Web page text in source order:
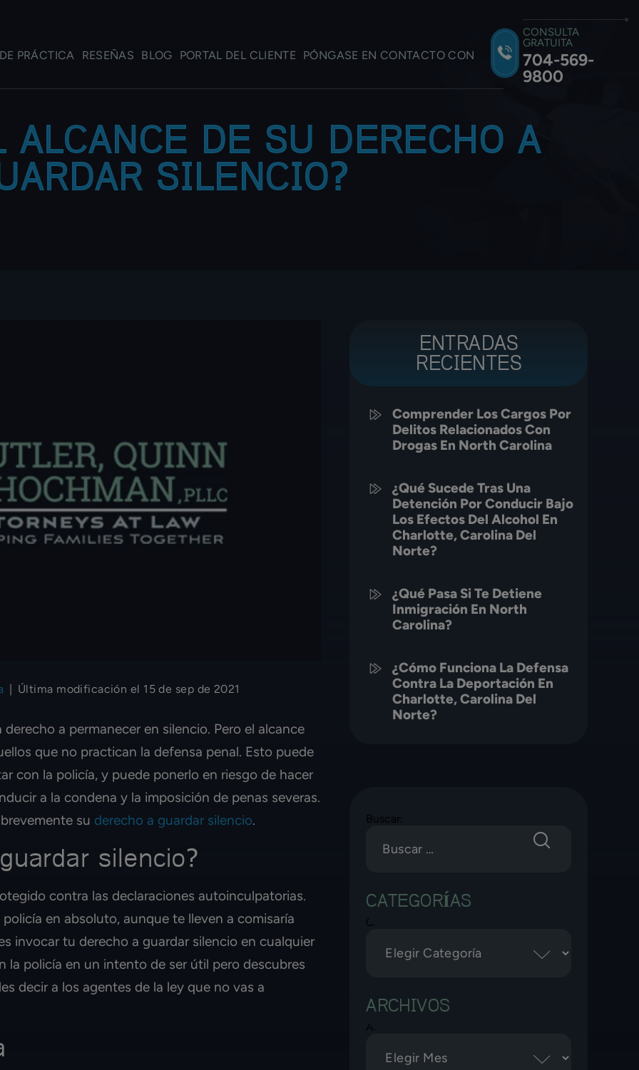
PRÁCTICA RESEÑAS BLOG PORTAL DEL CLIENTE
PÓNGASE EN CONTACTO CON
CONSULTA
GRATUITA
704-569-
9800
ALCANCE DE SU DERECHO A
SILENCIO?
Última modificación el 15 de sep de 2021
a permanecer en silencio. Pero el alcance
que no practican la defensa penal. Esto puede
con la policía, y puede ponerlo en riesgo de hacer
a la condena y la imposición de penas severas.
su derecho a guardar silencio.
silencio?
contra las declaraciones autoinculpatorias.
en absoluto, aunque te lleven a comisaría
invocar tu derecho a guardar silencio en cualquier
la policía en un intento de ser útil pero descubres
decir a los agentes de la ley que no vas a
ENTRADAS
RECIENTES
Comprender Los Cargos Por
Delitos Relacionados Con
Drogas En North Carolina
¿Qué Sucede Tras Una
Detención Por Conducir Bajo
Los Efectos Del Alcohol En
Charlotte, Carolina Del
Norte?
¿Qué Pasa Si Te Detiene
Inmigración En North
Carolina?
¿Cómo Funciona La Defensa
Contra La Deportación En
Charlotte, Carolina Del
Norte?
Buscar:
CATEGORÍAS
Categorías
ARCHIVOS
Archivos